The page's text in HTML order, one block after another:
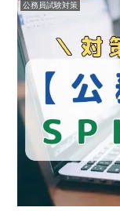
公務員試験対策